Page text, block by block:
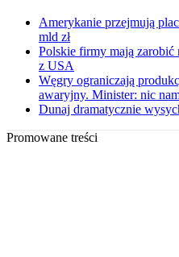
Amerykanie przejmują
mld zł
Polskie firmy mają zarobić
z USA
Węgry ograniczają
awaryjny. Minister: nic
Dunaj dramatycznie
Promowane treści